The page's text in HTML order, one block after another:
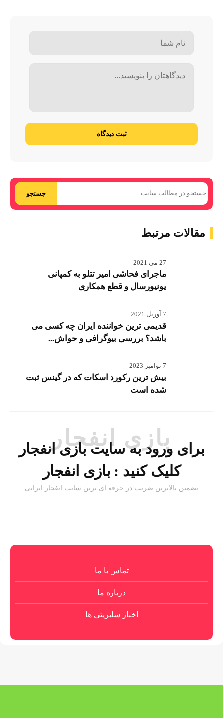
ثبت دیدگاه
جستجو
مقالات مرتبط
27 می 2021
ماجرای فحاشی امیر تتلو به کمپانی
یونیورسال و قطع همکاری
7 آوریل 2021
قدیمی ترین خواننده ایران چه کسی می
باشد؟ بررسی بیوگرافی و حواش...
7 نوامبر 2023
بیش ترین رکورد اسکات که در گینس ثبت
شده است
بازی انفجار
برای ورود به سایت بازی انفجار
کلیک کنید : بازی انفجار
تضمین بالاترین ضریب در حرفه ای ترین سایت انفجار ایرانی
تماس با ما
درباره ما
اخبار سلبریتی ها